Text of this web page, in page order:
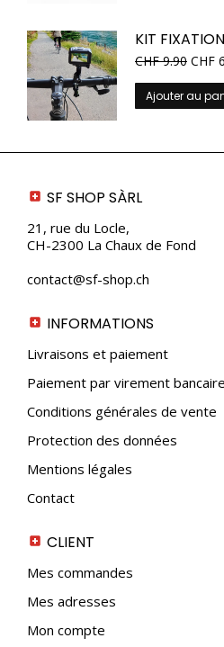
KIT
CHF9.90 CHF
Ajouter au
SF SHOP SÀRL
21, rue du Locle,
CH-2300 La Chaux de Fond
contact@sf-shop.ch
INFORMATIONS
Livraisons et paiement
Paiement par virement bancaire
Conditions générales de vente
Protection des données
Mentions légales
Contact
CLIENT
Mes commandes
Mes adresses
Mon compte